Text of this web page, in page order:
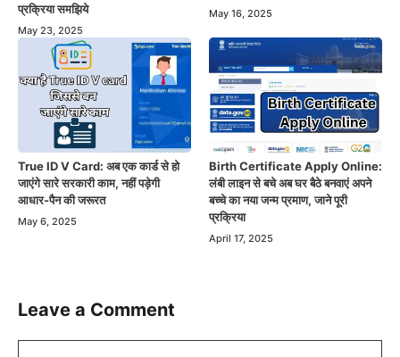
प्रक्रिया समझिये
May 23, 2025
May 16, 2025
True ID V Card: अब एक कार्ड से हो
जाएंगे सारे सरकारी काम, नहीं पड़ेगी
आधार-पैन की जरूरत
May 6, 2025
Birth Certificate Apply Online:
लंबी लाइन से बचे अब घर बैठे बनवाएं अपने
बच्चे का नया जन्म प्रमाण, जाने पूरी
प्रक्रिया
April 17, 2025
Leave a Comment